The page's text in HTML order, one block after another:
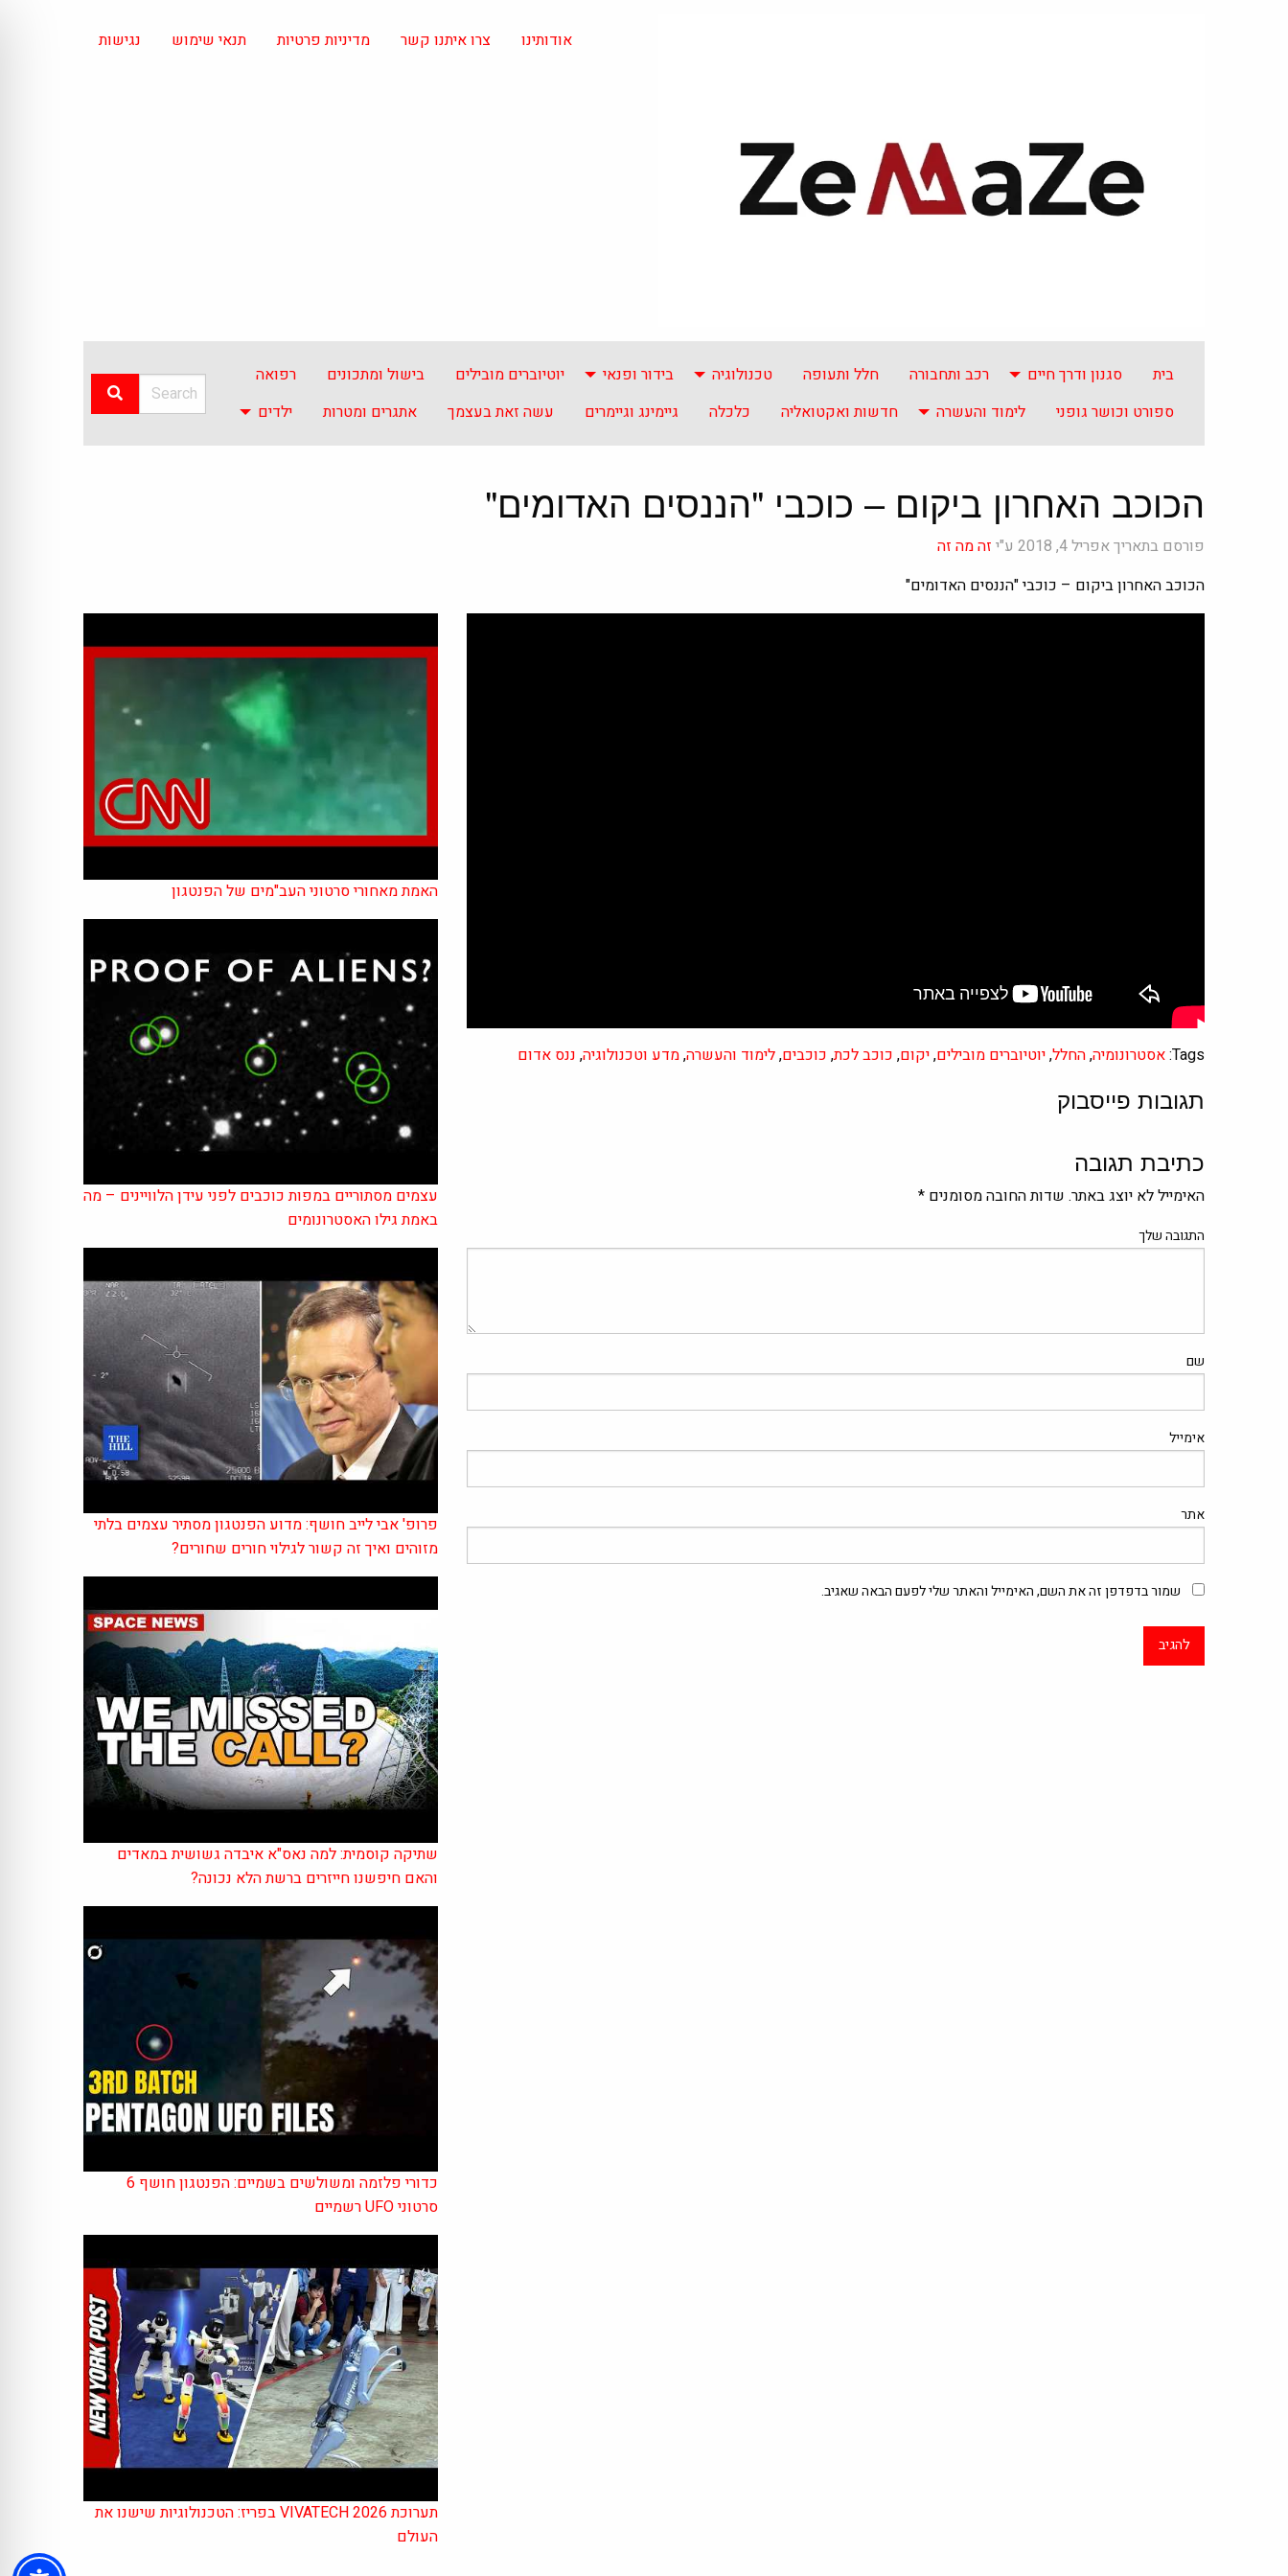
אודותינו צרו איתנו קשר מדיניות פרטיות תנאי שימוש נגישות
בית סגנון ודרך חיים רכב ותחבורה חלל ותעופה טכנולוגיה בידור ופנאי יוטיוברים מובילים בישול ומתכונים
רפואה
ספורט וכושר גופני
לימוד והעשרה חדשות ואקטואליה כלכלה גיימינג וגיימרים עשה זאת בעצמך אתגרים ומטרות ילדים
הכוכב האחרון ביקום – כוכבי "הננסים האדומים"
פורסם בתאריך אפריל 4, 2018 ע"י
זה מה זה
הכוכב האחרון ביקום – כוכבי "הננסים האדומים"
Tags: אסטרונומיה,החלל,יוטיוברים מובילים,יקום, כוכב לכת, כוכבים,לימוד והעשרה,מדע וטכנולוגיה, ננס אדום
תגובות פייסבוק
כתיבת תגובה
האימייל לא יוצג באתר. שדות החובה מסומנים *
התגובה שלך
שם
אימייל
אתר
שמור בדפדפן זה את השם, האימייל והאתר שלי לפעם הבאה שאגיב.
האמת מאחורי סרטוני העב"מים של הפנטגון
עצמים מסתוריים במפות כוכבים לפני עידן הלוויינים – מה
באמת גילו האסטרונומים
פרופ' אבי לייב חושף: מדוע הפנטגון מסתיר עצמים בלתי
מזוהים ואיך זה קשור לגילוי חורים שחורים?
שתיקה קוסמית: למה נאס"א איבדה גשושית במאדים
והאם חיפשנו חייזרים ברשת הלא נכונה?
כדורי פלזמה ומשולשים בשמיים: הפנטגון חושף 6
סרטוני UFO רשמיים
תערוכת VIVATECH 2026 בפריז: הטכנולוגיות שישנו את
העולם